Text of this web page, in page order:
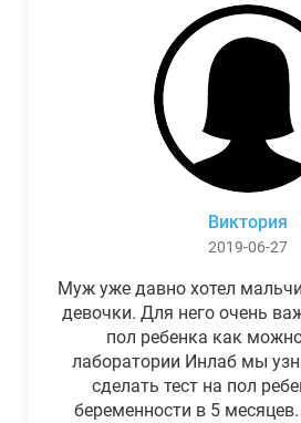
Виктория
2019-06-27
Муж уже давно хотел
девочки. Для него очень
пол ребенка как
лаборатории Инлаб мы
сделать тест на пол
беременности в 5